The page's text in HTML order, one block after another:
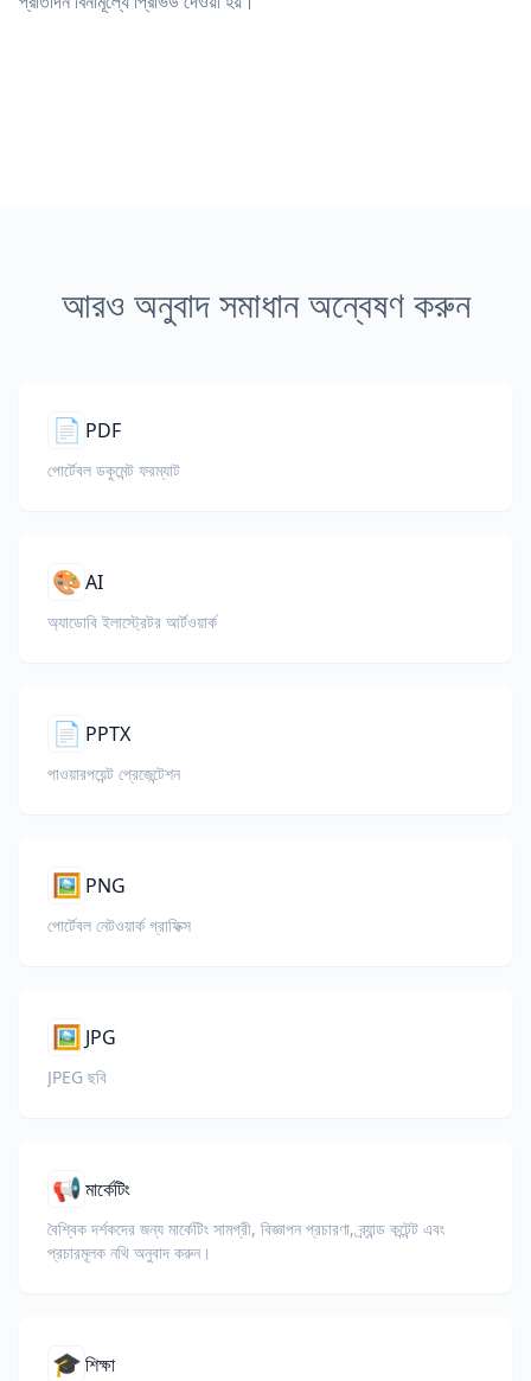
আরও অনুবাদ সমাধান অন্বেষণ করুন
📄 PDF
পোর্টেবল ডকুমেন্ট ফরম্যাট
🎨AI
অ্যাডোবি ইলাস্ট্রেটর আর্টওয়ার্ক
📄 PPTX
পাওয়ারপয়েন্ট প্রেজেন্টেশন
🖼️ PNG
পোর্টেবল নেটওয়ার্ক গ্রাফিক্স
🖼️ JPG
JPEG ছবি
📢মার্কেটিং
বৈশ্বিক দর্শকদের জন্য মার্কেটিং সামগ্রী, বিজ্ঞাপন প্রচারণা, ব্র্যান্ড কন্টেন্ট এবং
প্রচারমূলক নথি অনুবাদ করুন।
🎓শিক্ষা